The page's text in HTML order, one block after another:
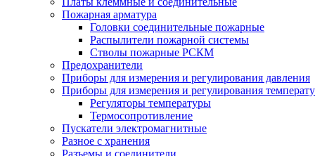
Пожарная арматура
Головки соединительные пожарные
Распылители пожарной системы
Стволы пожарные РСКМ
Предохранители
Приборы для измерения и регулирования давления
Приборы для измерения и регулирования
Регуляторы температуры
Термосопротивление
Пускатели электромагнитные
Разное с хранения
Разъемы и соединители